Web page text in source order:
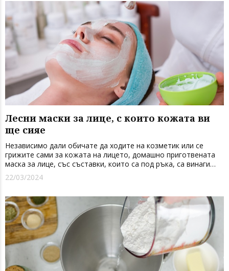
Лесни маски за лице, с които кожата ви
ще сияе
Независимо дали обичате да ходите на козметик или се
грижите сами за кожата на лицето, домашно приготвената
маска за лице, със съставки, които са под ръка, са винаги
добра идея. Те не само са забавен начин да се погрижим за
себе си, но и знаем какво точно слагаме на лицето си.
22/03/2024